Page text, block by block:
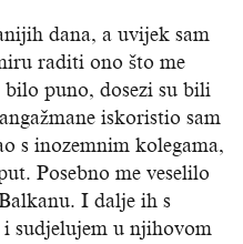
dana, a uvijek sam
raditi ono što me
puno, dosezi su bili
iskoristio sam
s inozemnim kolegama,
Posebno me veselilo
I dalje ih s
sudjelujem u njihovom